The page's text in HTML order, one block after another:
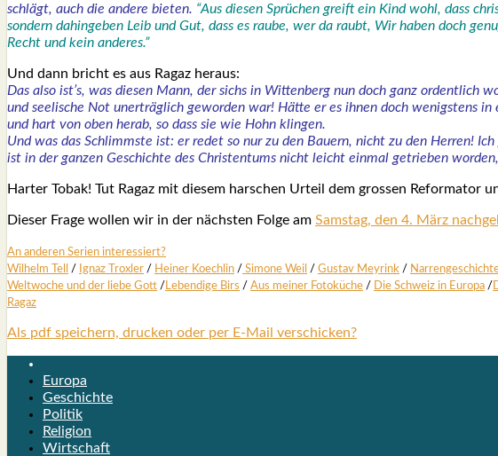
schlägt, auch die ande­re bie­ten. “Aus die­sen Sprü­chen greift ein Kind wohl, dass
son­dern dahin­ge­ben Leib und Gut, dass es rau­be, wer da raubt, Wir haben doch
Recht und kein ande­res.”
Und dann bricht es aus Ragaz her­aus:
Das also ist’s, was die­sen Mann, der sichs in Wit­ten­berg nun doch ganz ordent­lich
und see­li­sche Not uner­träg­lich gewor­den war! Hät­te er es ihnen doch wenigs­tens
und hart von oben her­ab, so dass sie wie Hohn klin­gen.
Und was das Schlimms­te ist: er redet so nur zu den Bau­ern, nicht zu den Her­ren!
ist in der gan­zen Geschich­te des Chris­ten­tums nicht leicht ein­mal getrie­ben
Har­ter Tobak! Tut Ragaz mit die­sem har­schen Urteil dem gros­sen Refor­ma­tor
Die­ser Fra­ge wol­len wir in der nächs­ten Fol­ge am Sams­tag, den 4. März
An ande­ren Seri­en inter­es­siert?
Wil­helm Tell
/ Ignaz Trox­ler / Hei­ner Koech­lin / Simo­ne Weil / Gus­tav Mey­rink /
Welt­wo­che und der lie­be Gott /Leben­di­ge Birs / Aus mei­ner Foto­kü­che / Die Schweiz in Euro­pa /
Ragaz
Als pdf speichern, drucken oder per E-Mail verschicken?
Europa
Geschichte
Politik
Religion
Wirtschaft